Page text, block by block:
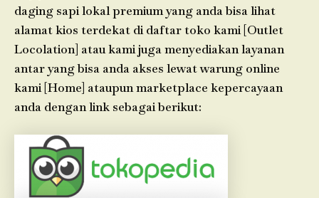
daging sapi lokal premium yang anda bisa lihat
alamat kios terdekat di daftar toko kami [Outlet
Locolation] atau kami juga menyediakan layanan
antar yang bisa anda akses lewat warung online
kami [Home] ataupun marketplace kepercayaan
anda dengan link sebagai berikut: